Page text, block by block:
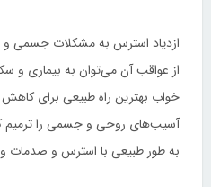
ازدیاد استرس به مشکلات جسمی
از عواقب آن می‌توان به بیماری و
خواب بهترین راه طبیعی برای
آسیب‌های روحی و جسمی را ترمیم
به طور طبیعی با استرس و صدمات و